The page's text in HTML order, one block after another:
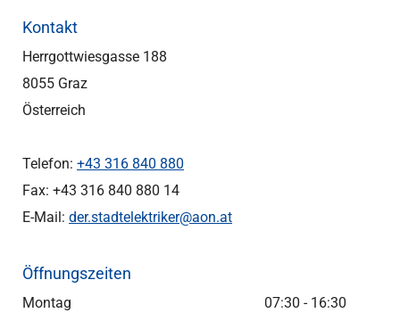
Kontakt
Herrgottwiesgasse 188
8055 Graz
Österreich
Telefon: +43 316 840 880
Fax: +43 316 840 880 14
E-Mail: der.stadtelektriker@aon.at
Öffnungszeiten
Montag
07:30 - 16:30